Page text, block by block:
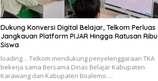
Dukung Konversi Digital Belajar, Telkom Perluas
Jangkauan Platform PIJAR Hingga Ratusan Ribu
Siswa
loading… Telkom mendukung penyelenggaraan TKA
bekerja sama Bersama Dinas Belajar Kabupaten
Karawang dan Kabupaten Boalemo….